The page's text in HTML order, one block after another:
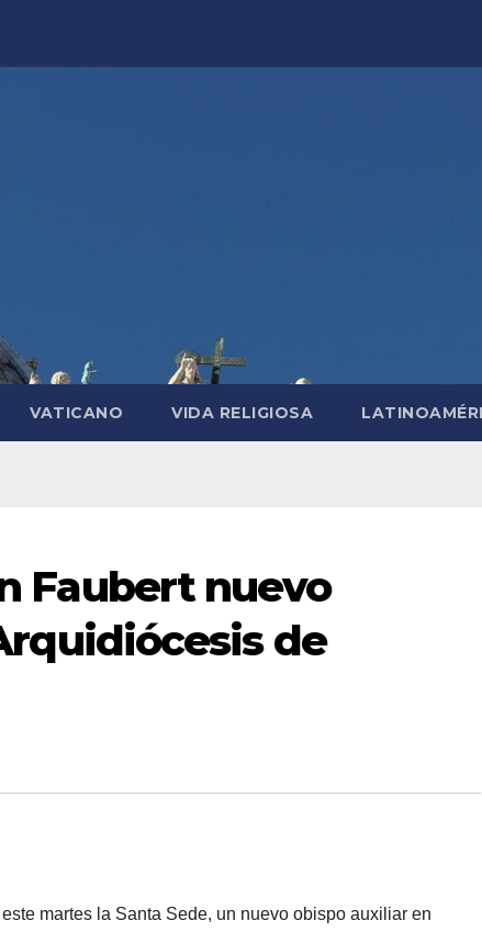
VATICANO VIDA RELIGIOSA
Faubert nuevo
de
martes la Santa Sede, un nuevo obispo auxiliar en